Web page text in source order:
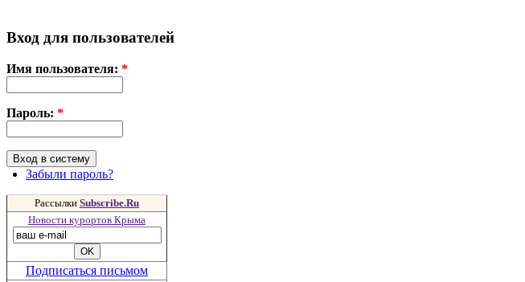
Вход для пользователей
Имя пользователя: *
Пароль: *
Забыли пароль?
Рассылки Subscribe.Ru
Новости курортов Крыма
Подписаться письмом